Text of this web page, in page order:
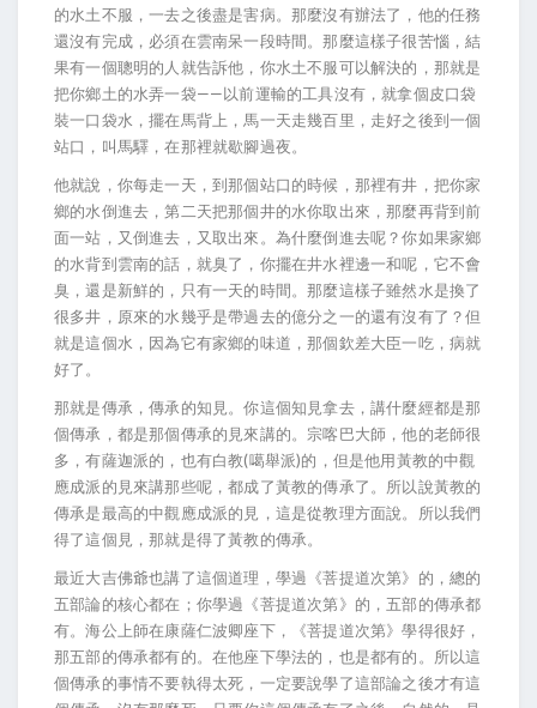
的水土不服，一去之後盡是害病。那麼沒有辦法了，他的任務
還沒有完成，必須在雲南呆一段時間。那麼這樣子很苦惱，結
果有一個聰明的人就告訴他，你水土不服可以解決的，那就是
把你鄉土的水弄一袋——以前運輸的工具沒有，就拿個皮口袋
裝一口袋水，擺在馬背上，馬一天走幾百里，走好之後到一個
站口，叫馬驛，在那裡就歇腳過夜。
他就說，你每走一天，到那個站口的時候，那裡有井，把你家
鄉的水倒進去，第二天把那個井的水你取出來，那麼再背到前
面一站，又倒進去，又取出來。為什麼倒進去呢？你如果家鄉
的水背到雲南的話，就臭了，你擺在井水裡邊一和呢，它不會
臭，還是新鮮的，只有一天的時間。那麼這樣子雖然水是換了
很多井，原來的水幾乎是帶過去的億分之一的還有沒有了？但
就是這個水，因為它有家鄉的味道，那個欽差大臣一吃，病就
好了。
那就是傳承，傳承的知見。你這個知見拿去，講什麼經都是那
個傳承，都是那個傳承的見來講的。宗喀巴大師，他的老師很
多，有薩迦派的，也有白教(噶舉派)的，但是他用黃教的中觀
應成派的見來講那些呢，都成了黃教的傳承了。所以說黃教的
傳承是最高的中觀應成派的見，這是從教理方面說。所以我們
得了這個見，那就是得了黃教的傳承。
最近大吉佛爺也講了這個道理，學過《菩提道次第》的，總的
五部論的核心都在；你學過《菩提道次第》的，五部的傳承都
有。海公上師在康薩仁波卿座下，《菩提道次第》學得很好，
那五部的傳承都有的。在他座下學法的，也是都有的。所以這
個傳承的事情不要執得太死，一定要說學了這部論之後才有這